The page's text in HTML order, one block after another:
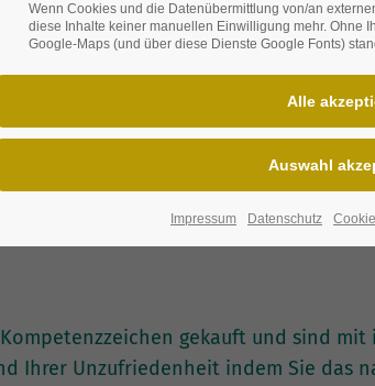
gekauft und sind
Ihrer Unzufriedenheit indem Sie das
Wenn Cookies und die Datenübermittlung von/an
diese Inhalte keiner manuellen Einwilligung mehr. Ohne
Google-Maps (und über diese Dienste Google Fonts)
Impressum Datenschutz